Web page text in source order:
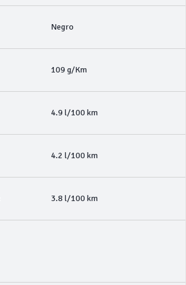
Negro
109 g/Km
4.9 l/100 km
4.2 l/100 km
3.8 l/100 km